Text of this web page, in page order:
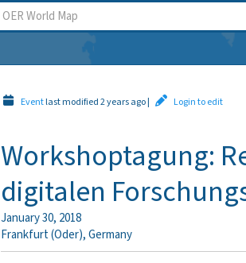
Eventlast modified 2 years ago| Login to edit
Workshoptagung:
digitalen
January 30, 2018
Frankfurt (Oder),Germany